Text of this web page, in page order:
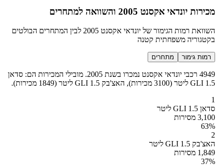
מכירות יונדאי אקסנט 2005 והשוואה למתחרים
השוואת רמות הגימור של יונדאי אקסנט 2005 לבין המתחרים הבולטים
בקטגוריה משפחתית קטנה
רמות גימור מתחרים
4949 רכבי יונדאי אקסנט נמכרו בשנת 2005. מובילי המכירות הם: סדאן
GLI 1.5 ליטר (3100 מכירות), האצ'בק GLI 1.5 ליטר (1849 מכירות).
1
סדאן GLI 1.5 ליטר
3,100 מסירות
63%
2
האצ'בק GLI 1.5 ליטר
1,849 מסירות
37%